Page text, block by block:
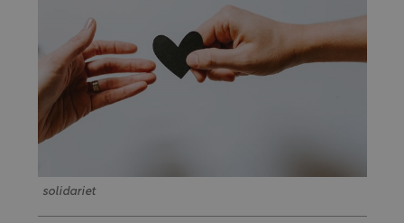
solidariet